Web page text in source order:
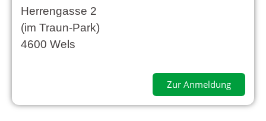
Herrengasse 2
(im Traun-Park)
4600 Wels
Zur Anmeldung